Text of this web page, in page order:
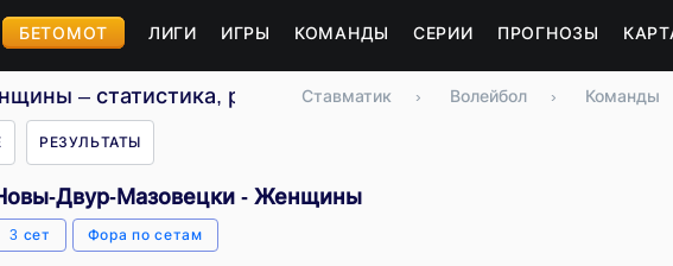
БЕТОМОТ ЛИГИ ИГРЫ КОМАНДЫ СЕРИИ ПРОГНОЗЫ
– статистика, расписание, результаты
Ставматик › Волейбол › Команды
РЕЗУЛЬТАТЫ
Двур-Мазовецки - Женщины
3 сет Фора по сетам